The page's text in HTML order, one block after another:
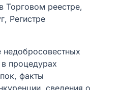
Торговом реестре,
Регистре
недобросовестных
процедурах
факты
сведения о